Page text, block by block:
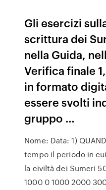
Gli esercizi
scrittura dei
nella Guida,
Verifica finale
in formato
essere svolti
gruppo …
Nome: Data: 1)
tempo il periodo in
la civiltà dei Sumeri
1000 0 1000 2000